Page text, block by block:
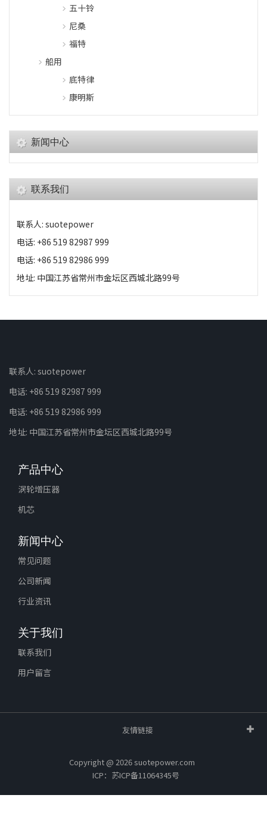
五十铃
尼桑
福特
船用
底特律
康明斯
新闻中心
联系我们
联系人: suotepower
电话: +86 519 82987 999
电话: +86 519 82986 999
地址: 中国江苏省常州市金坛区西城北路99号
联系人: suotepower
电话: +86 519 82987 999
电话: +86 519 82986 999
地址: 中国江苏省常州市金坛区西城北路99号
产品中心
涡轮增压器
机芯
新闻中心
常见问题
公司新闻
行业资讯
关于我们
联系我们
用户留言
友情链接
Copyright @ 2026 suotepower.com
ICP：苏ICP备11064345号